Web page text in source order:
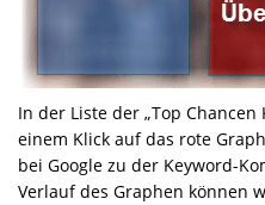
In der Liste der „Top Chancen
einem Klick auf das rote
bei Google zu der Keyword-
Verlauf des Graphen können